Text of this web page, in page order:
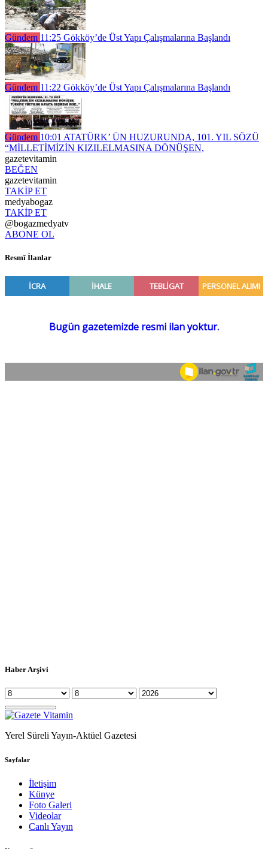
Gündem 11:25 Gökköy’de Üst Yapı Çalışmalarına Başlandı
Gündem 11:22 Gökköy’de Üst Yapı Çalışmalarına Başlandı
Gündem 10:01 ATATÜRK’ ÜN HUZURUNDA, 101. YIL SÖZÜ
“MİLLETİMİZİN KIZILELMASINA DÖNÜŞEN,
gazetevitamin
BEĞEN
gazetevitamin
TAKİP ET
medyabogaz
TAKİP ET
@bogazmedyatv
ABONE OL
Resmî İlanlar
Haber Arşivi
Yerel Süreli Yayın-Aktüel Gazetesi
Sayfalar
İletişim
Künye
Foto Galeri
Videolar
Canlı Yayın